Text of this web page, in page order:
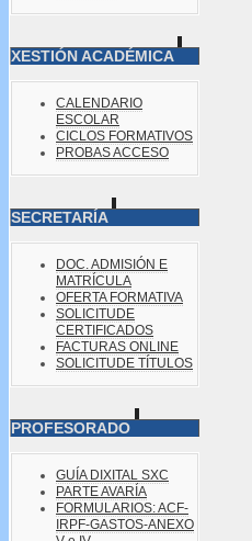
XESTIÓN ACADÉMICA
CALENDARIO
ESCOLAR
CICLOS FORMATIVOS
PROBAS ACCESO
SECRETARÍA
DOC. ADMISIÓN E
MATRÍCULA
OFERTA FORMATIVA
SOLICITUDE
CERTIFICADOS
FACTURAS ONLINE
SOLICITUDE TÍTULOS
PROFESORADO
GUÍA DIXITAL SXC
PARTE AVARÍA
FORMULARIOS: ACF-
IRPF-GASTOS-ANEXO